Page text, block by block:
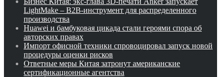
LightMake – B2B-инструмент для распределенного
производства
Huawei и бамбуковая цикада стали героями спора об
авторских правах
Импорт офисной техники спровоцировал запуск новой
процедуры оценки рисков
Ответные меры Китая затронут американские
сертификационные агентства